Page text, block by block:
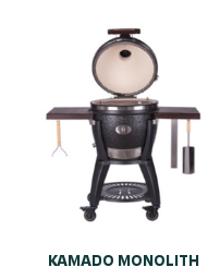
KAMADO MONOLITH